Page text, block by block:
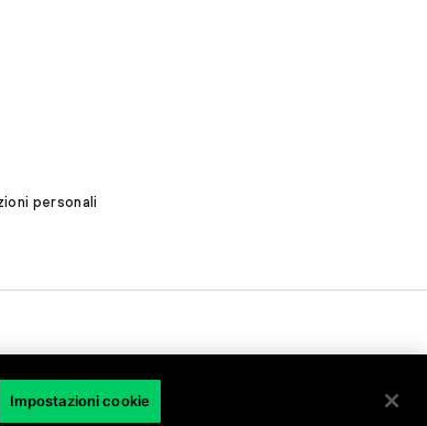
personali
Impostazioni cookie